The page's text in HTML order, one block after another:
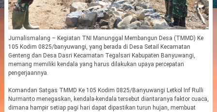
Jurnalismalang – Kegiatan TNI Manunggal Membangun Desa (TMMD) Ke
105 Kodim 0825/banyuwangi, yang berada di Desa Setail Kecamatan
Genteng dan Desa Dasri Kecamatan Tegalsari Kabupaten Banyuwangi,
memang memiliki kendala yang harus dilakukan upaya percepatan
pengerjaannya.
Komandan Satgas TMMD Ke 105 Kodim 0825/Banyuwangi Letkol Inf Rulli
Nurmanto menegaskan, kendala-kendala tersebut diantaranya faktor cuaca,
dimana hampir setiap pagi hari dapat dipastikan turun hujan, membuat